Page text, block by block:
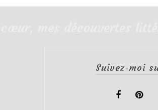
Suivez-moi